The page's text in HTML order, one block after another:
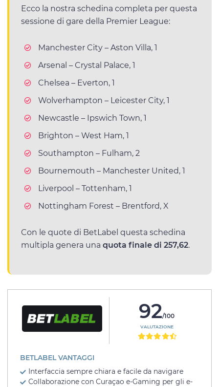
Ecco la nostra schedina completa per questa
sessione di gare della Premier League:
Manchester City – Aston Villa, 1
Arsenal – Crystal Palace, 1
Chelsea – Everton, 1
Wolverhampton – Leicester City, 1
Newcastle – Ipswich Town, 1
Brighton – West Ham, 1
Southampton – Fulham, 2
Bournemouth – Manchester United, 1
Liverpool – Tottenham, 1
Nottingham Forest – Brentford, X
Con le quote di BetLabel questa schedina
multipla genera una quota finale di 257,62.
92/100
VALUTAZIONE
BETLABEL VANTAGGI
Interfaccia sempre chiara e facile da navigare
Collaborazione con Curaçao e-Gaming per gli e-